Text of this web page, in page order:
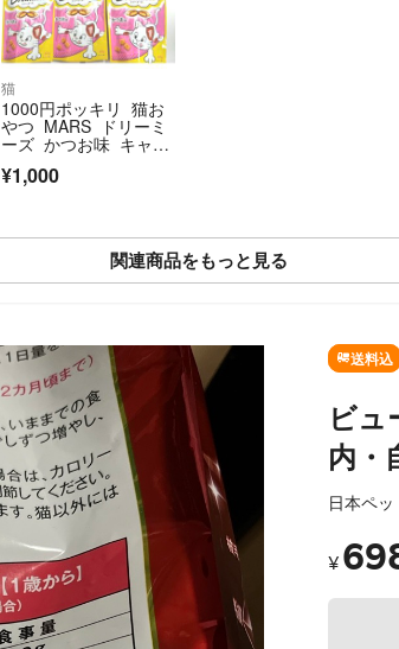
猫
1000円ポッキリ 猫お
やつ MARS ドリーミ
ーズ かつお味 キャッ
¥1,000
関連商品をもっと見る
送料込
ビ
内
日本ペ
¥